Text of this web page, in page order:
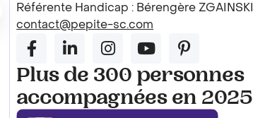
Référente Handicap : Bérengère ZGAINSKI
contact@pepite-sc.com
Plus de 300 personnes
accompagnées en 2025